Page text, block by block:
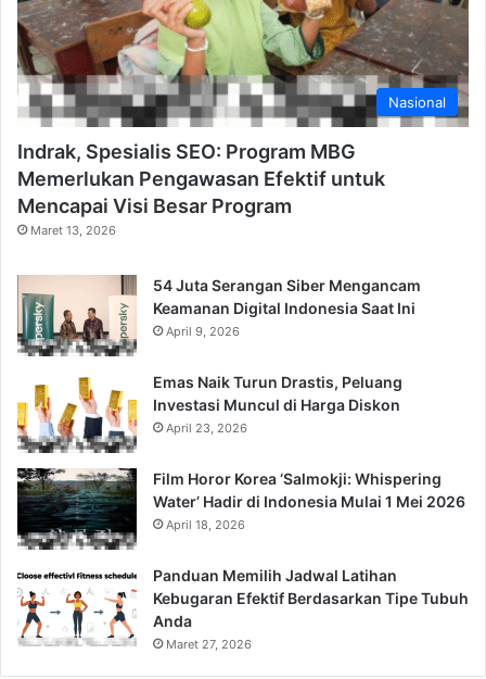
Nasional
Indrak, Spesialis SEO: Program MBG
Memerlukan Pengawasan Efektif untuk
Mencapai Visi Besar Program
Maret 13, 2026
54 Juta Serangan Siber Mengancam
Keamanan Digital Indonesia Saat Ini
April 9, 2026
Emas Naik Turun Drastis, Peluang
Investasi Muncul di Harga Diskon
April 23, 2026
Film Horor Korea ‘Salmokji: Whispering
Water’ Hadir di Indonesia Mulai 1 Mei 2026
April 18, 2026
Panduan Memilih Jadwal Latihan
Kebugaran Efektif Berdasarkan Tipe Tubuh
Anda
Maret 27, 2026